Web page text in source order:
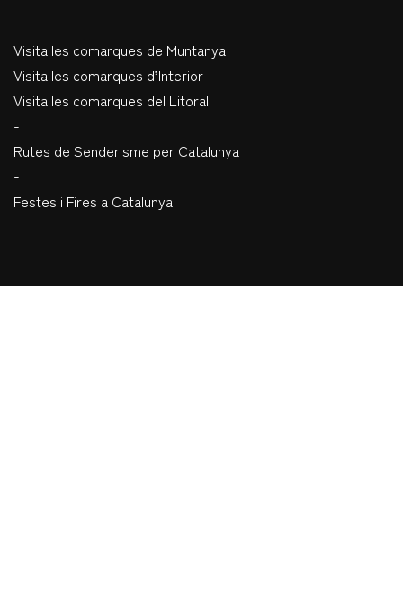
Visita les comarques de Muntanya
Visita les comarques d’Interior
Visita les comarques del Litoral
-
Rutes de Senderisme per Catalunya
-
Festes i Fires a Catalunya